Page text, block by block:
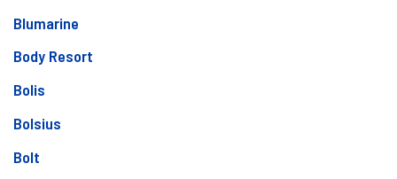
Blumarine
Body Resort
Bolis
Bolsius
Bolt